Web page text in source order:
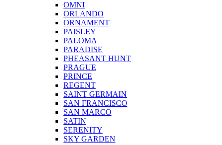
OMNI
ORLANDO
ORNAMENT
PAISLEY
PALOMA
PARADISE
PHEASANT HUNT
PRAGUE
PRINCE
REGENT
SAINT GERMAIN
SAN FRANCISCO
SAN MARCO
SATIN
SERENITY
SKY GARDEN